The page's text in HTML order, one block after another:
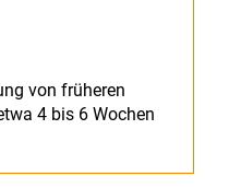
von früheren
4 bis 6 Wochen